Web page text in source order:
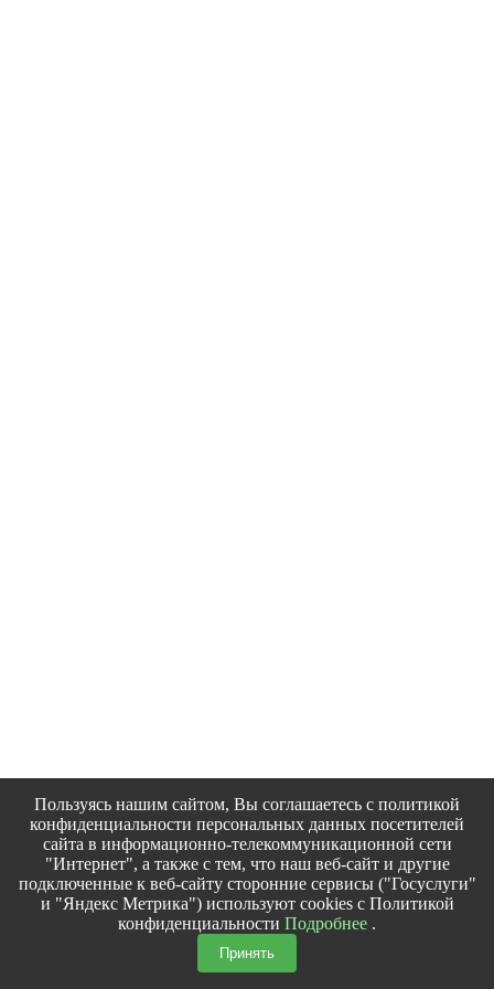
Пользуясь нашим сайтом, Вы соглашаетесь с политикой
конфиденциальности персональных данных посетителей
сайта в информационно-телекоммуникационной сети
"Интернет", а также с тем, что наш веб-сайт и другие
подключенные к веб-сайту сторонние сервисы ("Госуслуги"
и "Яндекс Метрика") используют cookies с Политикой
конфиденциальности Подробнее .
Принять